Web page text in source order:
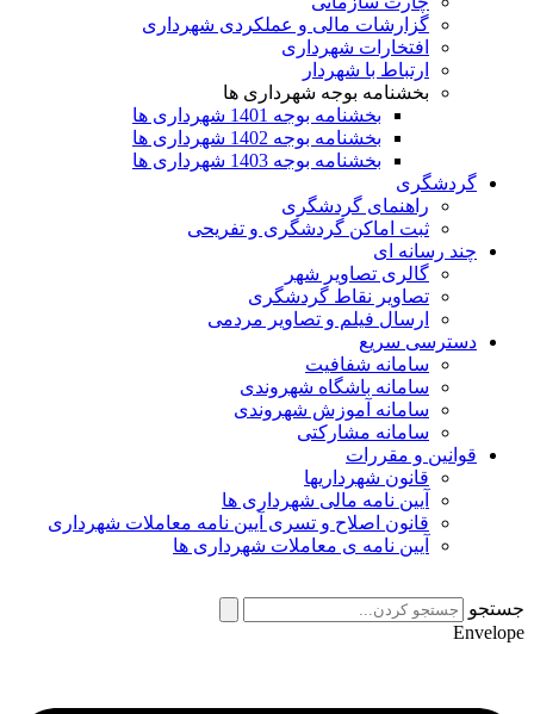
گزارشات مالی و عملکردی شهرداری
افتخارات شهرداری
ارتباط با شهردار
بخشنامه بوجه شهرداری ها
بخشنامه بوجه 1401 شهرداری ها
بخشنامه بوجه 1402 شهرداری ها
بخشنامه بوجه 1403 شهرداری ها
گردشگری
راهنمای گردشگری
ثبت اماکن گردشگری و تفریحی
چند رسانه ای
گالری تصاویر شهر
تصاویر نقاط گردشگری
ارسال فیلم و تصاویر مردمی
دسترسی سریع
سامانه شفافیت
سامانه باشگاه شهروندی
سامانه آموزش شهروندی
سامانه مشارکتی
قوانین و مقررات
قانون شهرداریها
آیین نامه مالی شهرداری ها
قانون اصلاح و تسری آیین نامه معاملات شهرداری
آیین نامه ی معاملات شهرداری ها
جستجو
Envelope